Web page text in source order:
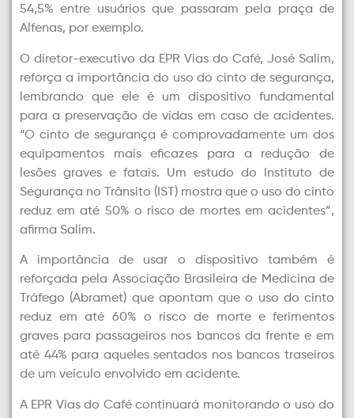
54,5% entre usuários que passaram pela praça de
Alfenas, por exemplo.
O diretor-executivo da EPR Vias do Café, José Salim,
reforça a importância do uso do cinto de segurança,
lembrando que ele é um dispositivo fundamental
para a preservação de vidas em caso de acidentes.
“O cinto de segurança é comprovadamente um dos
equipamentos mais eficazes para a redução de
lesões graves e fatais. Um estudo do Instituto de
Segurança no Trânsito (IST) mostra que o uso do cinto
reduz em até 50% o risco de mortes em acidentes”,
afirma Salim.
A importância de usar o dispositivo também é
reforçada pela Associação Brasileira de Medicina de
Tráfego (Abramet) que apontam que o uso do cinto
reduz em até 60% o risco de morte e ferimentos
graves para passageiros nos bancos da frente e em
até 44% para aqueles sentados nos bancos traseiros
de um veículo envolvido em acidente.
A EPR Vias do Café continuará monitorando o uso do